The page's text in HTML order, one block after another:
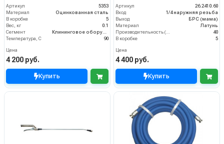
Артикул
5353
Материал
Оцинкованная сталь
В коробке
5
Вес, кг
0.1
Сегмент
Клининговое оборудование
Температура, C
90
Цена
4 200 руб.
Купить
Артикул
26.2410.60
Вход
1/4 наружняя резьба
Выход
БРС (мама)
Материал
Латунь
Производительность (л/мин)
40
В коробке
5
Цена
4 400 руб.
Купить